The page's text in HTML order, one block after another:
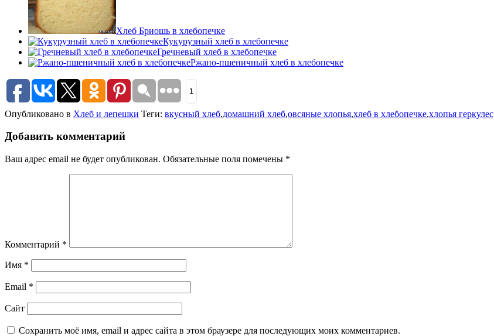
Хлеб Бриошь в хлебопечке
Кукурузный хлеб в хлебопечке
Гречневый хлеб в хлебопечке
Ржано-пшеничный хлеб в хлебопечке
1
Опубликовано в Хлеб и лепешки Теги: вкусный хлеб,домашний хлеб,овсяные хлопья,хлеб в хлебопечке,хлопья геркулес
Добавить комментарий
Ваш адрес email не будет опубликован. Обязательные поля помечены *
Комментарий *
Имя *
Email *
Сайт
Сохранить моё имя, email и адрес сайта в этом браузере для последующих моих комментариев.